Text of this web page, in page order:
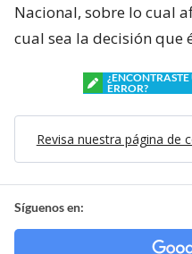
Nacional, sobre lo cual
cual sea la decisión que
ERROR?
Revisa nuestra página de
Síguenos en: